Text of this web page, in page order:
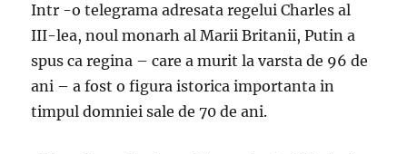
Intr -o telegrama adresata regelui Charles al
III-lea, noul monarh al Marii Britanii, Putin a
spus ca regina – care a murit la varsta de 96 de
ani – a fost o figura istorica importanta in
timpul domniei sale de 70 de ani.